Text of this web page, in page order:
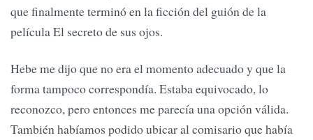
que finalmente terminó en la ficción del guión de la
película El secreto de sus ojos.
Hebe me dijo que no era el momento adecuado y que la
forma tampoco correspondía. Estaba equivocado, lo
reconozco, pero entonces me parecía una opción válida.
También habíamos podido ubicar al comisario que había